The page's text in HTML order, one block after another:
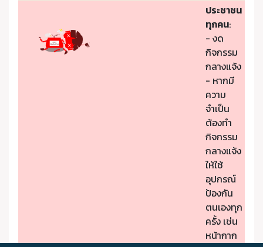
ประชาชน
ทุกคน:
- งด
กิจกรรม
กลางแจ้ง
- หากมี
ความ
จำเป็น
ต้องทำ
กิจกรรม
กลางแจ้ง
ให้ใช้
อุปกรณ์
ป้องกัน
ตนเองทุก
ครั้ง เช่น
หน้ากาก